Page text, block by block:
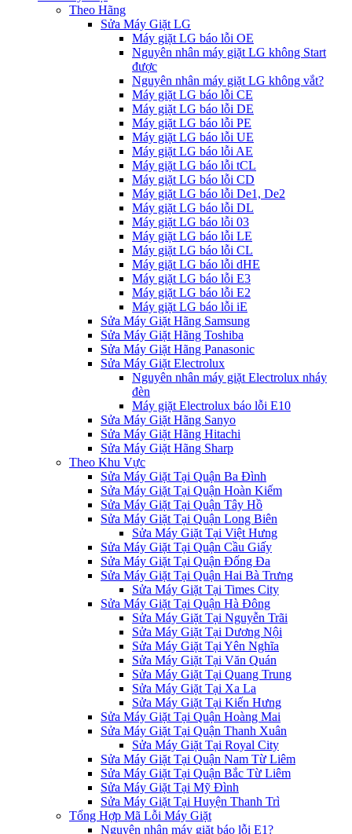
Theo Hãng
Sửa Máy Giặt LG
Máy giặt LG báo lỗi OE
Nguyên nhân máy giặt LG không Start
được
Nguyên nhân máy giặt LG không vắt?
Máy giặt LG báo lỗi CE
Máy giặt LG báo lỗi DE
Máy giặt LG báo lỗi PE
Máy giặt LG báo lỗi UE
Máy giặt LG báo lỗi AE
Máy giặt LG báo lỗi tCL
Máy giặt LG báo lỗi CD
Máy giặt LG báo lỗi De1, De2
Máy giặt LG báo lỗi DL
Máy giặt LG báo lỗi 03
Máy giặt LG báo lỗi LE
Máy giặt LG báo lỗi CL
Máy giặt LG báo lỗi dHE
Máy giặt LG báo lỗi E3
Máy giặt LG báo lỗi E2
Máy giặt LG báo lỗi iE
Sửa Máy Giặt Hãng Samsung
Sửa Máy Giặt Hãng Toshiba
Sửa Máy Giặt Hãng Panasonic
Sửa Máy Giặt Electrolux
Nguyên nhân máy giặt Electrolux nháy
đèn
Máy giặt Electrolux báo lỗi E10
Sửa Máy Giặt Hãng Sanyo
Sửa Máy Giặt Hãng Hitachi
Sửa Máy Giặt Hãng Sharp
Theo Khu Vực
Sửa Máy Giặt Tại Quận Ba Đình
Sửa Máy Giặt Tại Quận Hoàn Kiếm
Sửa Máy Giặt Tại Quận Tây Hồ
Sửa Máy Giặt Tại Quận Long Biên
Sửa Máy Giặt Tại Việt Hưng
Sửa Máy Giặt Tại Quận Cầu Giấy
Sửa Máy Giặt Tại Quận Đống Đa
Sửa Máy Giặt Tại Quận Hai Bà Trưng
Sửa Máy Giặt Tại Times City
Sửa Máy Giặt Tại Quận Hà Đông
Sửa Máy Giặt Tại Nguyễn Trãi
Sửa Máy Giặt Tại Dương Nội
Sửa Máy Giặt Tại Yên Nghĩa
Sửa Máy Giặt Tại Văn Quán
Sửa Máy Giặt Tại Quang Trung
Sửa Máy Giặt Tại Xa La
Sửa Máy Giặt Tại Kiến Hưng
Sửa Máy Giặt Tại Quận Hoàng Mai
Sửa Máy Giặt Tại Quận Thanh Xuân
Sửa Máy Giặt Tại Royal City
Sửa Máy Giặt Tại Quận Nam Từ Liêm
Sửa Máy Giặt Tại Quận Bắc Từ Liêm
Sửa Máy Giặt Tại Mỹ Đình
Sửa Máy Giặt Tại Huyện Thanh Trì
Tổng Hợp Mã Lỗi Máy Giặt
Nguyên nhân máy giặt báo lỗi E1?